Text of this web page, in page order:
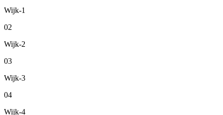
Wijk-1
02
Wijk-2
03
Wijk-3
04
Wijk-4